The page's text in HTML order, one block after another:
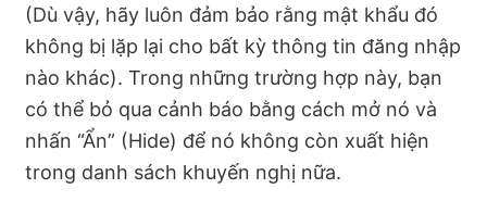
(Dù vậy, hãy luôn đảm bảo rằng mật khẩu đó
không bị lặp lại cho bất kỳ thông tin đăng nhập
nào khác). Trong những trường hợp này, bạn
có thể bỏ qua cảnh báo bằng cách mở nó và
nhấn “Ẩn” (Hide) để nó không còn xuất hiện
trong danh sách khuyến nghị nữa.